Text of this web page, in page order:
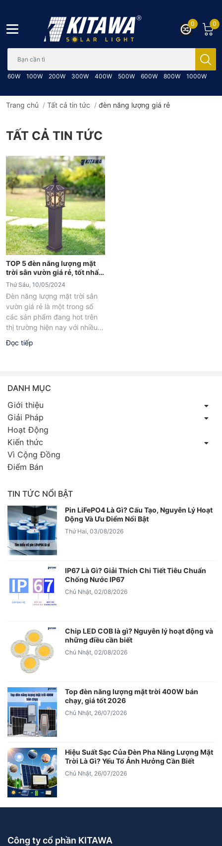
60W 100W 200W 300W 400W 500W 600W 800W 1000W
0
0
Trang chủ / Tất cả tin tức / đèn năng lượng giá rẻ
TẤT CẢ TIN TỨC
TOP 5 đèn năng lượng mặt
trời sân vườn giá rẻ, tốt nhất
2024
Thứ Sáu, 10/05/2024
Đèn năng lượng mặt trời sân
vườn giá rẻ là một trong số
các sản phẩm đang hot trên
thị trường hiện nay với nhiều
Đọc tiếp
DANH MỤC
Giới thiệu
Giải Pháp
Hoạt Động
Kiến thức
Vì Cộng Đồng
Điểm Bán
TIN TỨC NỔI BẬT
Pin LiFePO4 Là Gì? Cấu Tạo, Nguyên Lý Hoạt
Động Và Ưu Điểm Nổi Bật
Thứ Hai, 03/08/2026
IP67 Là Gì? Giải Thích Chi Tiết Tiêu Chuẩn
Chống Nước IP67
Chủ Nhật, 02/08/2026
Chip LED COB là gì? Nguyên lý hoạt động và
những điều cần biết
Chủ Nhật, 02/08/2026
Top đèn năng lượng mặt trời 400W bán
chạy, giá tốt 2026
Chủ Nhật, 26/07/2026
Hiệu Suất Sạc Của Đèn Pha Năng Lượng Mặt
Trời Là Gì? Yếu Tố Ảnh Hưởng Cần Biết
Chủ Nhật, 26/07/2026
Công ty cổ phần KITAWA